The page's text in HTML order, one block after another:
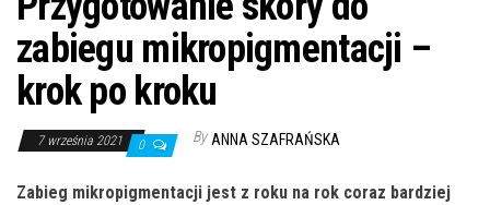
zabiegu mikropigmentacji –
krok po kroku
7 września 2021 0 By ANNA SZAFRAŃSKA
Zabieg mikropigmentacji jest z roku na rok coraz bardziej